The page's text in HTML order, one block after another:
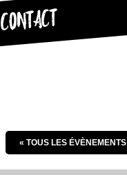
CONTACT
« TOUS LES ÉVÈNEMENTS